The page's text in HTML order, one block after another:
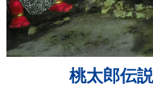
桃太郎伝